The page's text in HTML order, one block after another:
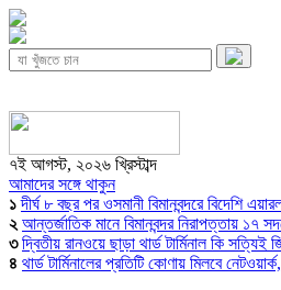
৭ই আগস্ট, ২০২৬ খ্রিস্টাব্দ
আমাদের সঙ্গে থাকুন
১ দীর্ঘ ৮ বছর পর ওসমানী বিমানবন্দরে বিদেশি
২ আন্তর্জাতিক মানে বিমানবন্দর নিরাপত্তায় ১৭
৩ দ্বিতীয় রানওয়ে ছাড়া থার্ড টার্মিনাল কি সত্যিই
৪ থার্ড টার্মিনালের প্রতিটি কোণায় মিলবে